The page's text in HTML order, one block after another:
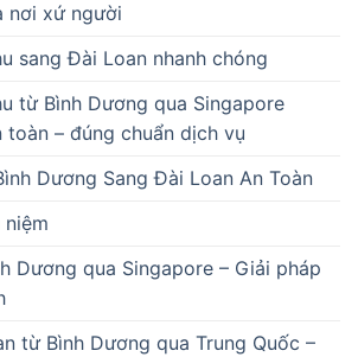
nơi xứ người
sang Đài Loan nhanh chóng
từ Bình Dương qua Singapore
toàn – đúng chuẩn dịch vụ
Dương Sang Đài Loan An Toàn
Dương qua Singapore – Giải pháp
từ Bình Dương qua Trung Quốc –